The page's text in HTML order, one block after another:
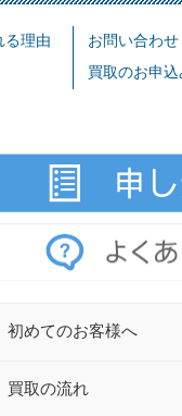
る理由 お問い合わ
買取のお申込
初めてのお客様へ
買取の流れ